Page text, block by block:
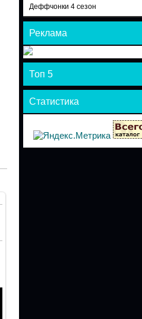
Деффчонки 4 сезон
Реклама
Топ 5
Статистика